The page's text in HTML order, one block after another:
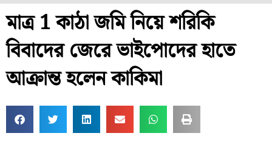
ফুল চাষ ফল চাষ মাছ চাষউত্তর ২৪ পরগনা
মাত্র 1 কাঠা জমি নিয়ে শরিকি
বিবাদের জেরে ভাইপোদের হাতে
আক্রান্ত হলেন কাকিমা